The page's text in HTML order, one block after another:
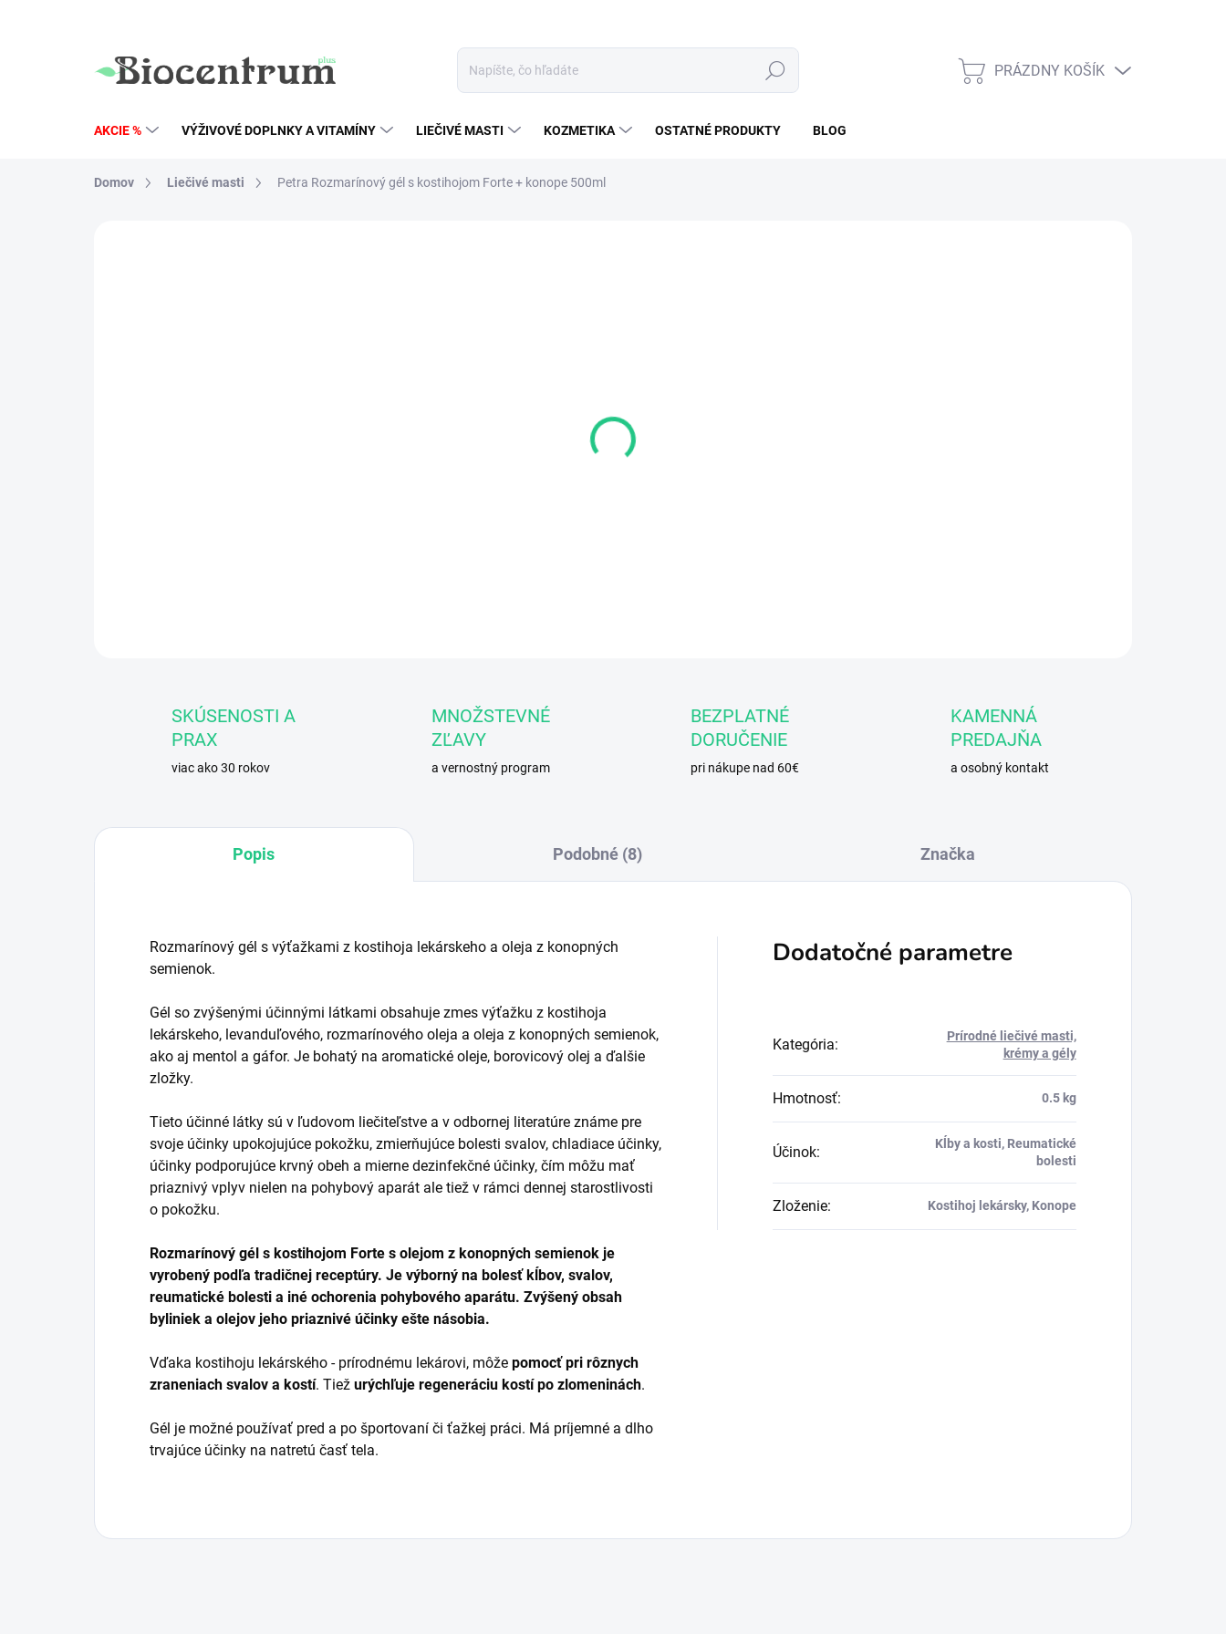
Hľadať
NÁKUPNÝ
PRÁZDNY KOŠÍK
AKCIE % VÝŽIVOVÉ DOPLNKY A VITAMÍNY LIEČIVÉ MASTI KOZMETIKA OSTATNÉ PRODUKTY BLOG
Domov Liečivé masti Petra Rozmarínový gél s kostihojom Forte + konope 500ml
SKÚSENOSTI A
PRAX
viac ako 30 rokov
MNOŽSTEVNÉ
ZĽAVY
a vernostný program
BEZPLATNÉ
DORUČENIE
pri nákupe nad 60€
KAMENNÁ
PREDAJŇA
a osobný kontakt
Popis Podobné (8) Značka
Rozmarínový gél s výťažkami z kostihoja lekárskeho a oleja z konopných
semienok.
Gél so zvýšenými účinnými látkami obsahuje zmes výťažku z kostihoja
lekárskeho, levanduľového, rozmarínového oleja a oleja z konopných semienok,
ako aj mentol a gáfor. Je bohatý na aromatické oleje, borovicový olej a ďalšie
zložky.
Tieto účinné látky sú v ľudovom liečiteľstve a v odbornej literatúre známe pre
svoje účinky upokojujúce pokožku, zmierňujúce bolesti svalov, chladiace účinky,
účinky podporujúce krvný obeh a mierne dezinfekčné účinky, čím môžu mať
priaznivý vplyv nielen na pohybový aparát ale tiež v rámci dennej starostlivosti
o pokožku.
Rozmarínový gél s kostihojom Forte s olejom z konopných semienok je
vyrobený podľa tradičnej receptúry. Je výborný na bolesť kĺbov, svalov,
reumatické bolesti a iné ochorenia pohybového aparátu. Zvýšený obsah
byliniek a olejov jeho priaznivé účinky ešte násobia.
Vďaka kostihoju lekárského - prírodnému lekárovi, môže pomocť pri rôznych
zraneniach svalov a kostí. Tiež urýchľuje regeneráciu kostí po zlomeninách.
Gél je možné používať pred a po športovaní či ťažkej práci. Má príjemné a dlho
trvajúce účinky na natretú časť tela.
Dodatočné parametre
Kategória:
Prírodné liečivé masti,
krémy a gély
Hmotnosť: 0.5 kg
Účinok:
Kĺby a kosti, Reumatické
bolesti
Zloženie: Kostihoj lekársky, Konope